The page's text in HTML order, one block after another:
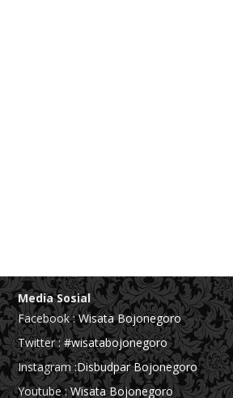
Media Sosial
Facebook :Wisata Bojonegoro
Twitter :#wisatabojonegoro
Instagram :Disbudpar Bojonegoro
Youtube :Wisata Bojonegoro